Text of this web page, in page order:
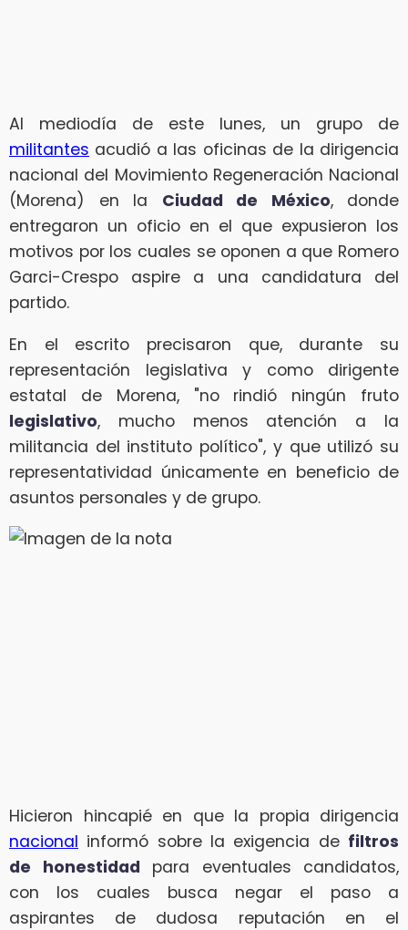
Al mediodía de este lunes, un grupo de
militantes acudió a las oficinas de la dirigencia
nacional del Movimiento Regeneración Nacional
(Morena) en la Ciudad de México, donde
entregaron un oficio en el que expusieron los
motivos por los cuales se oponen a que Romero
Garci-Crespo aspire a una candidatura del
partido.
En el escrito precisaron que, durante su
representación legislativa y como dirigente
estatal de Morena, "no rindió ningún fruto
legislativo, mucho menos atención a la
militancia del instituto político", y que utilizó su
representatividad únicamente en beneficio de
asuntos personales y de grupo.
Hicieron hincapié en que la propia dirigencia
nacional informó sobre la exigencia de filtros
de honestidad para eventuales candidatos,
con los cuales busca negar el paso a
aspirantes de dudosa reputación en el